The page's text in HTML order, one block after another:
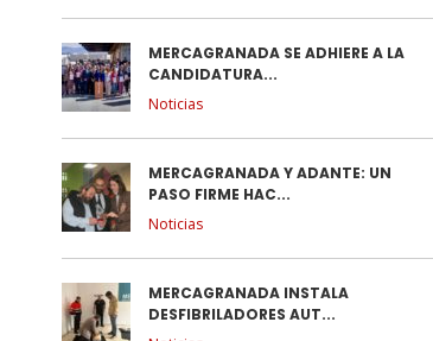
MERCAGRANADA SE ADHIERE A LA
CANDIDATURA...
Noticias
MERCAGRANADA Y ADANTE: UN
PASO FIRME HAC...
Noticias
MERCAGRANADA INSTALA
DESFIBRILADORES AUT...